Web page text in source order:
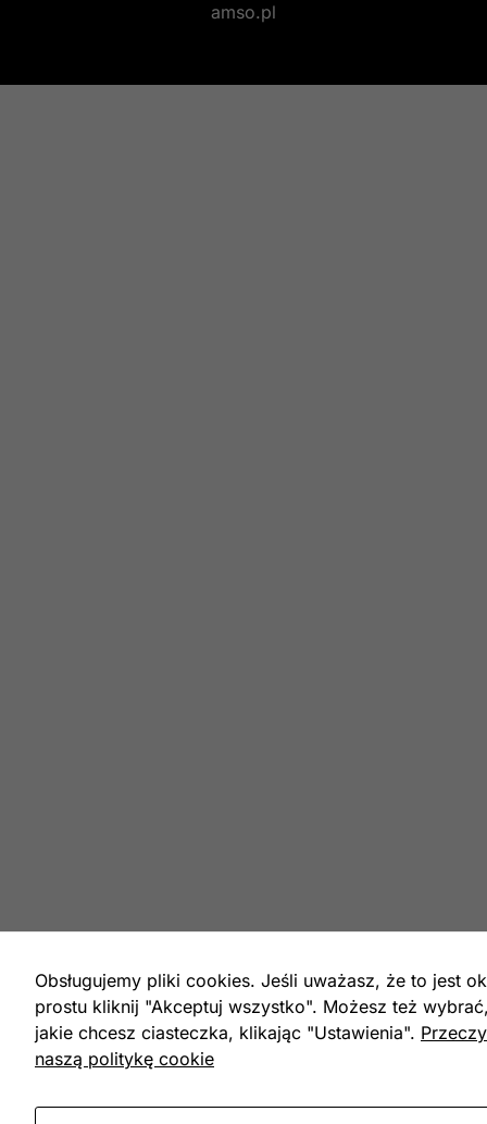
Obsługujemy pliki cookies. Jeśli uważasz, że to jest
prostu kliknij "Akceptuj wszystko". Możesz też
jakie chcesz ciasteczka, klikając "Ustawienia".
naszą politykę cookie
amso.pl